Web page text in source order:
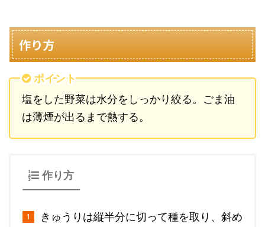
作り方
ポイント
塩をした野菜は水分をしっかり絞る。ごま油
は薄煙が出るまで熱する。
作り方
きゅうりは縦半分に切って種を取り、斜め